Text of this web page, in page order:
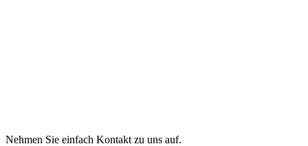
Nehmen Sie einfach Kontakt zu uns auf.